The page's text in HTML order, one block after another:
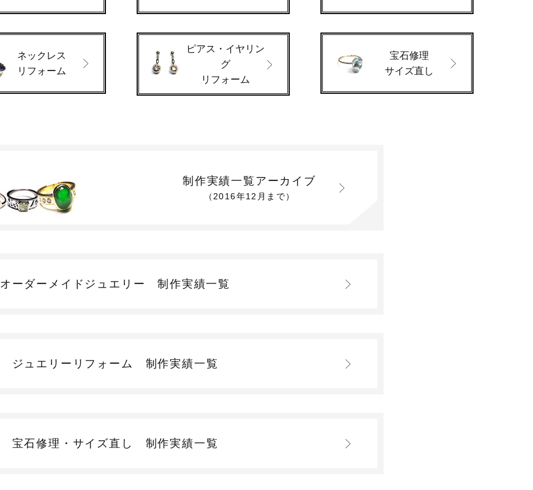
ネックレス
リフォーム
ピアス・イヤリン
グ
リフォーム
宝石修理
サイズ直し
制作実績一覧アーカイブ
（2016年12月まで）
オーダーメイドジュエリー制作実績一覧
ジュエリーリフォーム 制作実績一覧
宝石修理・サイズ直し 制作実績一覧